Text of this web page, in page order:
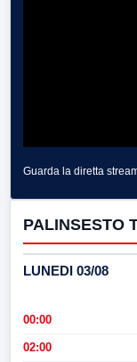
Guarda la diretta
PALINSESTO
LUNEDI 03/08
00:00
02:00